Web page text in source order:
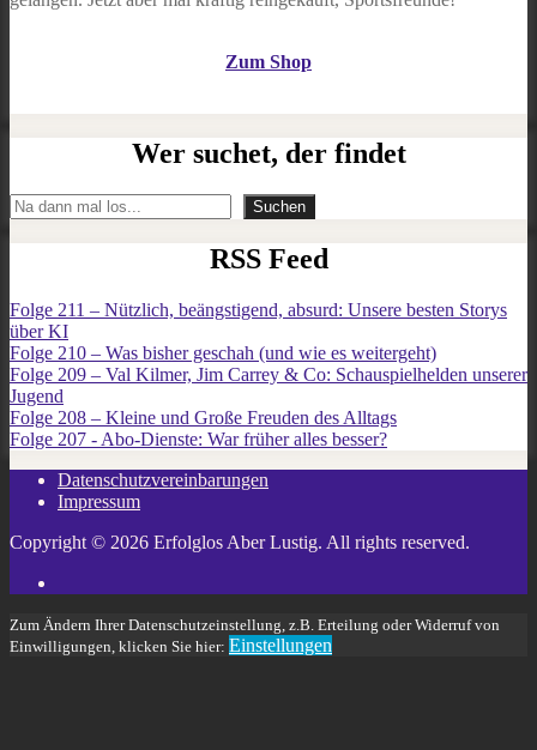
Zum Shop
Wer suchet, der findet
Suchen Suchen
RSS Feed
Folge 211 – Nützlich, beängstigend, absurd: Unsere besten Storys
über KI
Folge 210 – Was bisher geschah (und wie es weitergeht)
Folge 209 – Val Kilmer, Jim Carrey & Co: Schauspielhelden unserer
Jugend
Folge 208 – Kleine und Große Freuden des Alltags
Folge 207 - Abo-Dienste: War früher alles besser?
Datenschutzvereinbarungen
Impressum
Copyright © 2026 Erfolglos Aber Lustig. All rights reserved.
Zum Ändern Ihrer Datenschutzeinstellung, z.B. Erteilung oder Widerruf von
Einwilligungen, klicken Sie hier: Einstellungen